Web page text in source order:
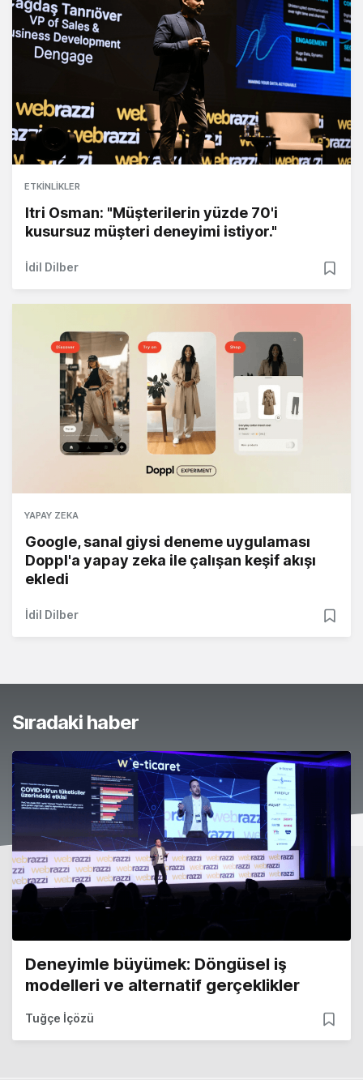
ETKINLIKLER
Itri Osman: "Müşterilerin yüzde 70'i
kusursuz müşteri deneyimi istiyor."
İdil Dilber
YAPAY ZEKA
Google, sanal giysi deneme uygulaması
Doppl'a yapay zeka ile çalışan keşif akışı
ekledi
İdil Dilber
Sıradaki haber
Deneyimle büyümek: Döngüsel iş
modelleri ve alternatif gerçeklikler
Tuğçe İçözü